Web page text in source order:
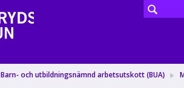
Barn- och utbildningsnämnd arbetsutskott (BUA)